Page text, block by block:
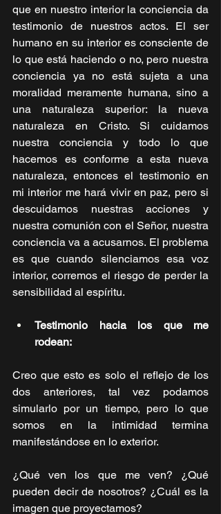
que en nuestro interior la conciencia da
testimonio de nuestros actos. El ser
humano en su interior es consciente de
lo que está haciendo o no, pero nuestra
conciencia ya no está sujeta a una
moralidad meramente humana, sino a
una naturaleza superior: la nueva
naturaleza en Cristo. Si cuidamos
nuestra conciencia y todo lo que
hacemos es conforme a esta nueva
naturaleza, entonces el testimonio en
mi interior me hará vivir en paz, pero si
descuidamos nuestras acciones y
nuestra comunión con el Señor, nuestra
conciencia va a acusarnos. El problema
es que cuando silenciamos esa voz
interior, corremos el riesgo de perder la
sensibilidad al espíritu.
Testimonio hacia los que me
rodean:
Creo que esto es solo el reflejo de los
dos anteriores, tal vez podamos
simularlo por un tiempo, pero lo que
somos en la intimidad termina
manifestándose en lo exterior.
¿Qué ven los que me ven? ¿Qué
pueden decir de nosotros? ¿Cuál es la
imagen que proyectamos?